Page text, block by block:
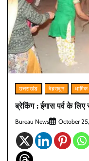
उत्तराखंड देहरादून धार्मिक
ब्रेकिंग : ईगास पर्व के लिए
Bureau News October